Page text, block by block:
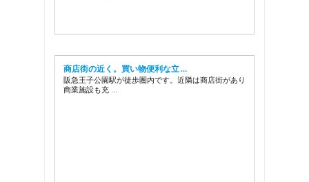
商店街の近く。買い物便利な立 …
阪急王子公園駅が徒歩圏内です。近隣は商店街があり
商業施設も充 …